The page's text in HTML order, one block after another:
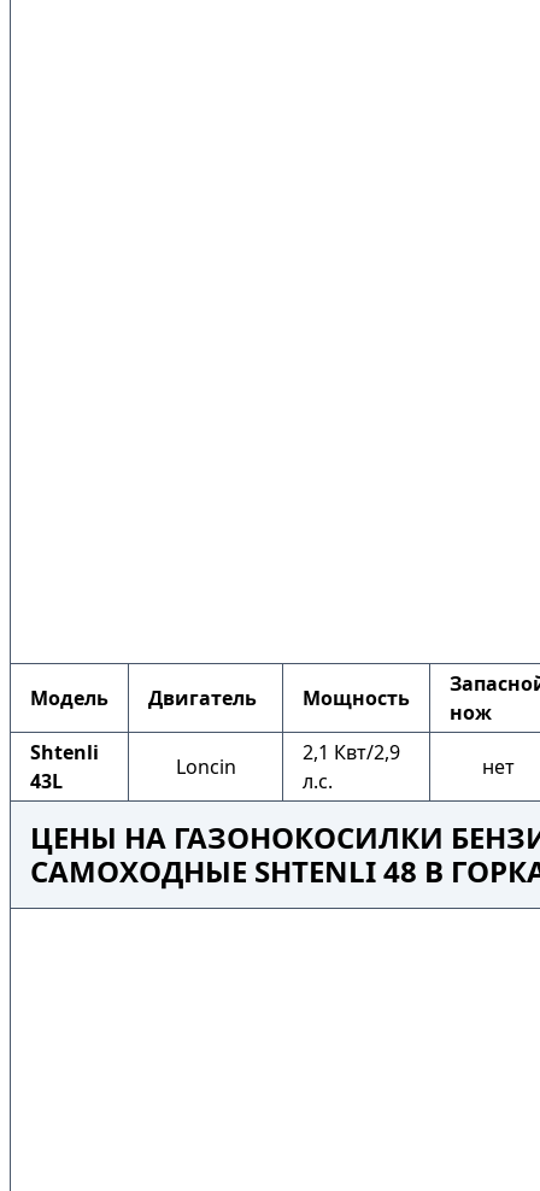
Модель Двигатель Мощность
нож
Shtenli
43L
Loncin
2,1 Квт/2,9
л.с.
нет
ЦЕНЫ НА ГАЗОНОКОСИЛКИ
САМОХОДНЫЕ SHTENLI 48 В